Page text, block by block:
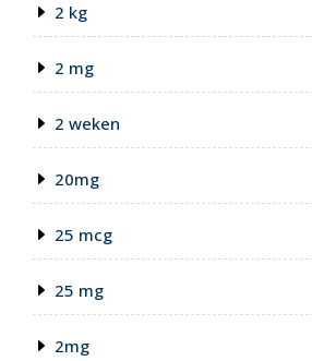
2 kg
2 mg
2 weken
20mg
25 mcg
25 mg
2mg